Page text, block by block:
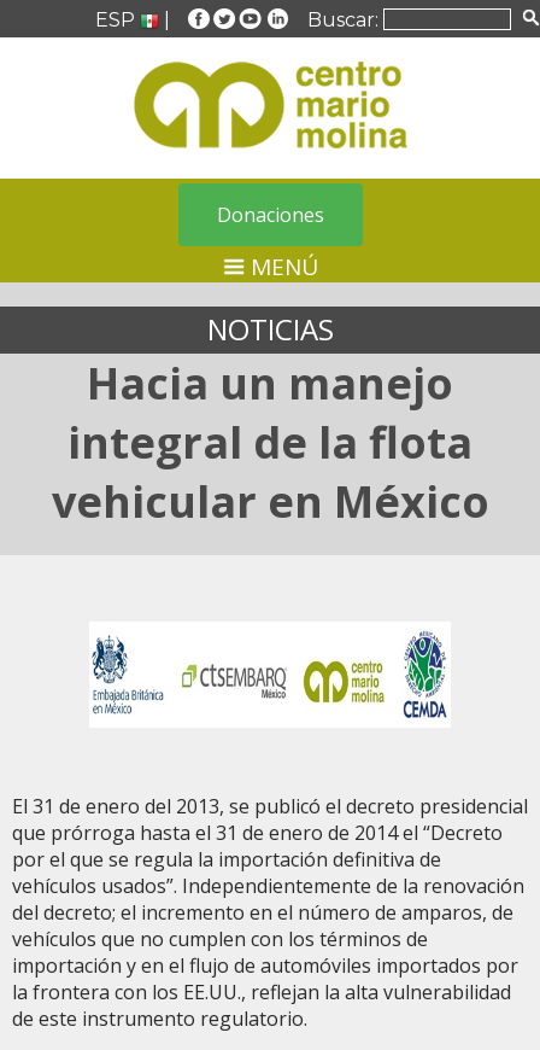
ESP Buscar:
Donaciones
MENÚ
NOTICIAS
Hacia un manejo
integral de la flota
vehicular en México
El 31 de enero del 2013, se publicó el decreto presidencial
que prórroga hasta el 31 de enero de 2014 el “Decreto
por el que se regula la importación definitiva de
vehículos usados”. Independientemente de la renovación
del decreto; el incremento en el número de amparos, de
vehículos que no cumplen con los términos de
importación y en el flujo de automóviles importados por
la frontera con los EE.UU., reflejan la alta vulnerabilidad
de este instrumento regulatorio.